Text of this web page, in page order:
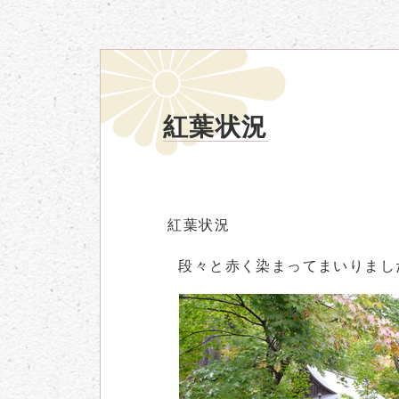
紅葉状況
紅葉状況
段々と赤く染まってまいりまし